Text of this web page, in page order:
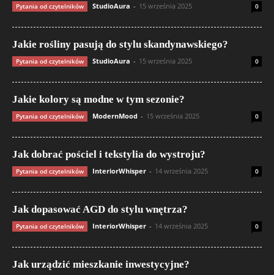
Pytania od czytelników StudioAura - 15 września 2025 0
Jakie rośliny pasują do stylu skandynawskiego?
Pytania od czytelników StudioAura - 15 września 2025 0
Jakie kolory są modne w tym sezonie?
Pytania od czytelników ModernMood - 15 września 2025 0
Jak dobrać pościel i tekstylia do wystroju?
Pytania od czytelników InteriorWhisper - 14 września 2025 0
Jak dopasować AGD do stylu wnętrza?
Pytania od czytelników InteriorWhisper - 14 września 2025 0
Jak urządzić mieszkanie inwestycyjne?